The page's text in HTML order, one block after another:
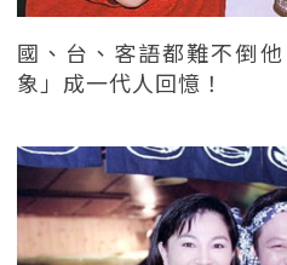
國、台、客語都難不倒
象」成一代人回憶！